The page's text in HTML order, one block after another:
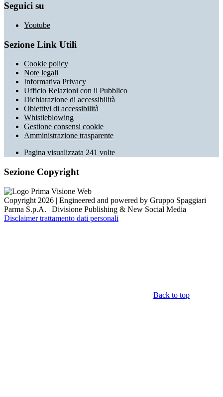
Seguici su
Youtube
Sezione Link Utili
Cookie policy
Note legali
Informativa Privacy
Ufficio Relazioni con il Pubblico
Dichiarazione di accessibilità
Obiettivi di accessibilità
Whistleblowing
Gestione consensi cookie
Amministrazione trasparente
Pagina visualizzata 241 volte
Sezione Copyright
Copyright 2026 | Engineered and powered by Gruppo Spaggiari
Parma S.p.A. | Divisione Publishing & New Social Media
Disclaimer trattamento dati personali
Back to top